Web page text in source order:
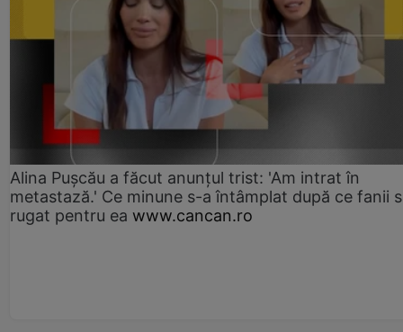
Alina Pușcău a făcut anunțul trist: 'Am intrat în
metastază.' Ce minune s-a întâmplat după ce fanii
rugat pentru ea www.cancan.ro